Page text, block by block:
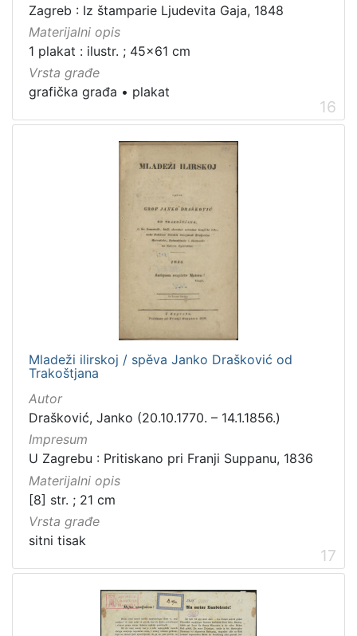
Zagreb : Iz štamparie Ljudevita Gaja, 1848
Materijalni opis
1 plakat : ilustr. ; 45x61 cm
Vrsta građe
grafička građa • plakat
16
Mladeži ilirskoj / spěva Janko Drašković od
Trakoštjana
Autor
Drašković, Janko (20.10.1770. – 14.1.1856.)
Impresum
U Zagrebu : Pritiskano pri Franji Suppanu, 1836
Materijalni opis
[8] str. ; 21 cm
Vrsta građe
sitni tisak
17